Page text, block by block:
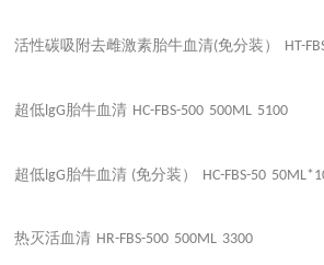
活性碳吸附去雌激素胎牛血清(免分装） HT-
超低 lgG 胎牛血清 HC-FBS-500 500ML 5100
超低 lgG 胎牛血清 (免分装） HC-FBS-50
热灭活血清 HR-FBS-500 500ML 3300